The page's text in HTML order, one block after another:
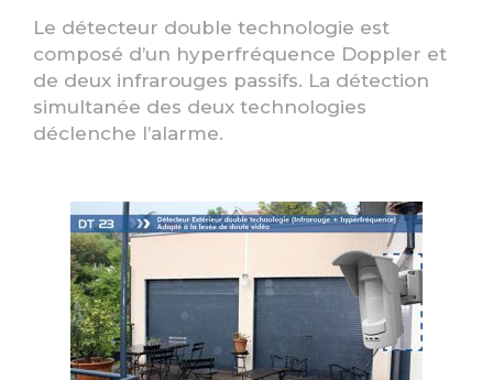
Le détecteur double technologie est
composé d’un hyperfréquence Doppler et
de deux infrarouges passifs. La détection
simultanée des deux technologies
déclenche l’alarme.